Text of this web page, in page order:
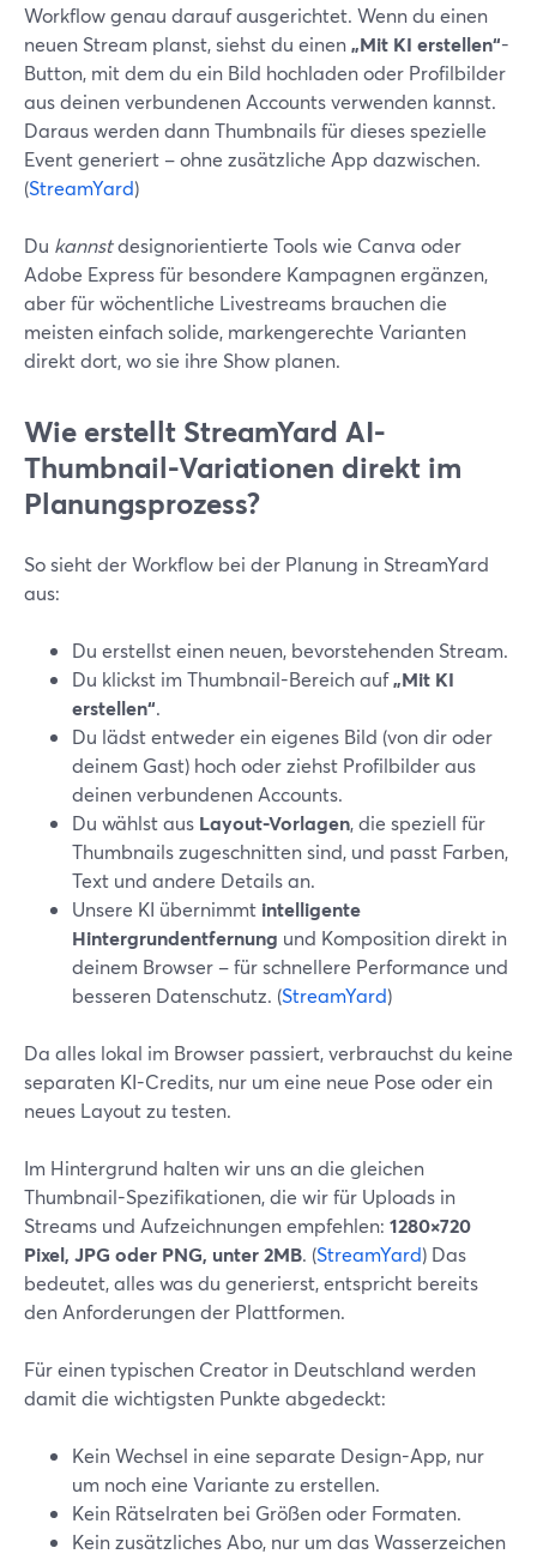
Workflow genau darauf ausgerichtet. Wenn du einen
neuen Stream planst, siehst du einen„Mit KI erstellen“-
Button, mit dem du ein Bild hochladen oder Profilbilder
aus deinen verbundenen Accounts verwenden kannst.
Daraus werden dann Thumbnails für dieses spezielle
Event generiert – ohne zusätzliche App dazwischen.
(StreamYard)
Du kannstdesignorientierte Tools wie Canva oder
Adobe Express für besondere Kampagnen ergänzen,
aber für wöchentliche Livestreams brauchen die
meisten einfach solide, markengerechte Varianten
direkt dort, wo sie ihre Show planen.
Wie erstellt StreamYard AI-
Thumbnail-Variationen direkt im
Planungsprozess?
So sieht der Workflow bei der Planung in StreamYard
aus:
Du erstellst einen neuen, bevorstehenden Stream.
Du klickst im Thumbnail-Bereich auf„Mit KI
erstellen“.
Du lädst entweder ein eigenes Bild (von dir oder
deinem Gast) hoch oder ziehst Profilbilder aus
deinen verbundenen Accounts.
Du wählst aus Layout-Vorlagen, die speziell für
Thumbnails zugeschnitten sind, und passt Farben,
Text und andere Details an.
Unsere KI übernimmt intelligente
Hintergrundentfernung und Komposition direkt in
deinem Browser – für schnellere Performance und
besseren Datenschutz. (StreamYard)
Da alles lokal im Browser passiert, verbrauchst du keine
separaten KI-Credits, nur um eine neue Pose oder ein
neues Layout zu testen.
Im Hintergrund halten wir uns an die gleichen
Thumbnail-Spezifikationen, die wir für Uploads in
Streams und Aufzeichnungen empfehlen: 1280×720
Pixel, JPG oder PNG, unter 2MB. (StreamYard) Das
bedeutet, alles was du generierst, entspricht bereits
den Anforderungen der Plattformen.
Für einen typischen Creator in Deutschland werden
damit die wichtigsten Punkte abgedeckt:
Kein Wechsel in eine separate Design-App, nur
um noch eine Variante zu erstellen.
Kein Rätselraten bei Größen oder Formaten.
Kein zusätzliches Abo, nur um das Wasserzeichen